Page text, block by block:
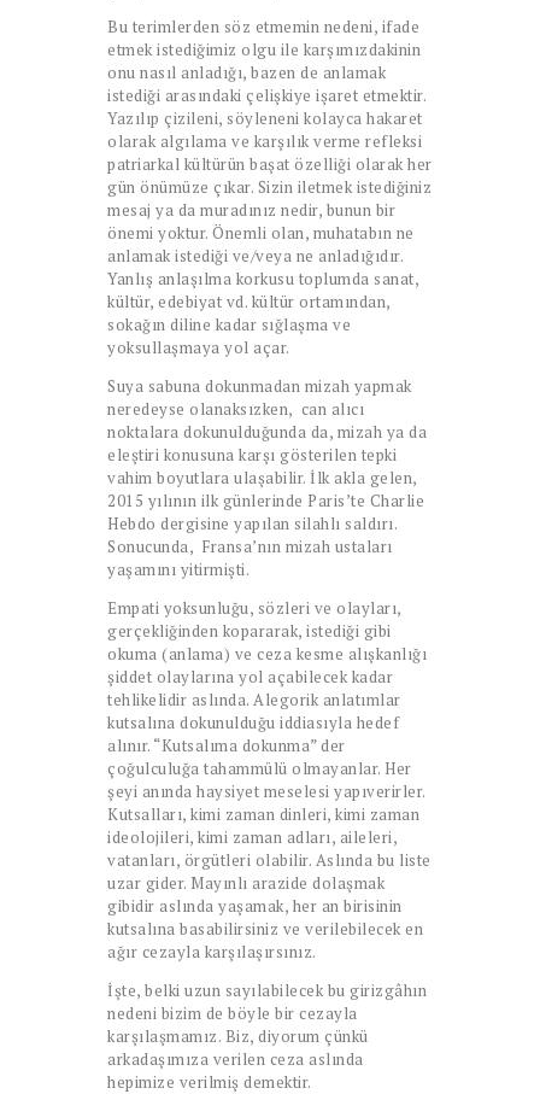
Bu terimlerden söz etmemin nedeni, ifade
etmek istediğimiz olgu ile karşımızdakinin
onu nasıl anladığı, bazen de anlamak
istediği arasındaki çelişkiye işaret etmektir.
Yazılıp çizileni, söyleneni kolayca hakaret
olarak algılama ve karşılık verme refleksi
patriarkal kültürün başat özelliği olarak her
gün önümüze çıkar. Sizin iletmek istediğiniz
mesaj ya da muradınız nedir, bunun bir
önemi yoktur. Önemli olan, muhatabın ne
anlamak istediği ve/veya ne anladığıdır.
Yanlış anlaşılma korkusu toplumda sanat,
kültür, edebiyat vd. kültür ortamından,
sokağın diline kadar sığlaşma ve
yoksullaşmaya yol açar.
Suya sabuna dokunmadan mizah yapmak
neredeyse olanaksızken, can alıcı
noktalara dokunulduğunda da, mizah ya da
eleştiri konusuna karşı gösterilen tepki
vahim boyutlara ulaşabilir. İlk akla gelen,
2015 yılının ilk günlerinde Paris’te Charlie
Hebdo dergisine yapılan silahlı saldırı.
Sonucunda, Fransa’nın mizah ustaları
yaşamını yitirmişti.
Empati yoksunluğu, sözleri ve olayları,
gerçekliğinden kopararak, istediği gibi
okuma (anlama) ve ceza kesme alışkanlığı
şiddet olaylarına yol açabilecek kadar
tehlikelidir aslında. Alegorik anlatımlar
kutsalına dokunulduğu iddiasıyla hedef
alınır. “Kutsalıma dokunma” der
çoğulculuğa tahammülü olmayanlar. Her
şeyi anında haysiyet meselesi yapıverirler.
Kutsalları, kimi zaman dinleri, kimi zaman
ideolojileri, kimi zaman adları, aileleri,
vatanları, örgütleri olabilir. Aslında bu liste
uzar gider. Mayınlı arazide dolaşmak
gibidir aslında yaşamak, her an birisinin
kutsalına basabilirsiniz ve verilebilecek en
ağır cezayla karşılaşırsınız.
İşte, belki uzun sayılabilecek bu girizgâhın
nedeni bizim de böyle bir cezayla
karşılaşmamız. Biz, diyorum çünkü
arkadaşımıza verilen ceza aslında
hepimize verilmiş demektir.